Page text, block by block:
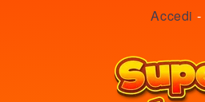
Accedi -